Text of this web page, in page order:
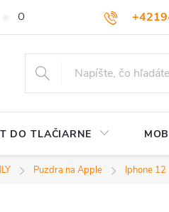
OBCHODNÉ PODMIENKY
DO TLAČIARNE
Puzdra na Apple Iphone 12